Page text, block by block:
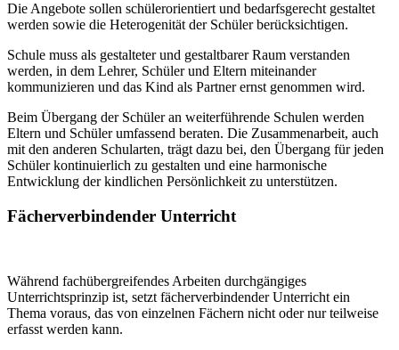
Die Angebote sollen schülerorientiert und bedarfsgerecht gestaltet
werden sowie die Heterogenität der Schüler berücksichtigen.
Schule muss als gestalteter und gestaltbarer Raum verstanden
werden, in dem Lehrer, Schüler und Eltern miteinander
kommunizieren und das Kind als Partner ernst genommen wird.
Beim Übergang der Schüler an weiterführende Schulen werden
Eltern und Schüler umfassend beraten. Die Zusammenarbeit, auch
mit den anderen Schularten, trägt dazu bei, den Übergang für jeden
Schüler kontinuierlich zu gestalten und eine harmonische
Entwicklung der kindlichen Persönlichkeit zu unterstützen.
Fächerverbindender Unterricht
Während fachübergreifendes Arbeiten durchgängiges
Unterrichtsprinzip ist, setzt fächerverbindender Unterricht ein
Thema voraus, das von einzelnen Fächern nicht oder nur teilweise
erfasst werden kann.